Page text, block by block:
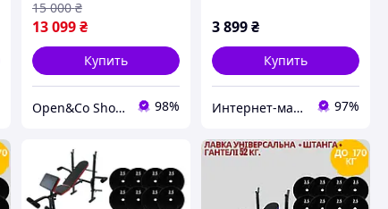
13 099 ₴
15 000 ₴
Купить
Open&Co Shop l Товары с Европы 98%
3 899₴
Купить
Интернет-магазин "Астрокомфорт" 97%